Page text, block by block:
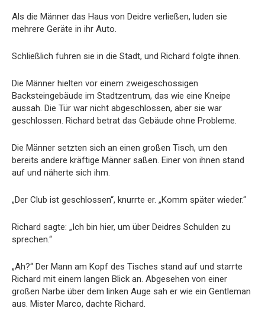
Als die Männer das Haus von Deidre verließen, luden sie
mehrere Geräte in ihr Auto.
Schließlich fuhren sie in die Stadt, und Richard folgte ihnen.
Die Männer hielten vor einem zweigeschossigen
Backsteingebäude im Stadtzentrum, das wie eine Kneipe
aussah. Die Tür war nicht abgeschlossen, aber sie war
geschlossen. Richard betrat das Gebäude ohne Probleme.
Die Männer setzten sich an einen großen Tisch, um den
bereits andere kräftige Männer saßen. Einer von ihnen stand
auf und näherte sich ihm.
„Der Club ist geschlossen“, knurrte er. „Komm später wieder.“
Richard sagte: „Ich bin hier, um über Deidres Schulden zu
sprechen.“
„Ah?“ Der Mann am Kopf des Tisches stand auf und starrte
Richard mit einem langen Blick an. Abgesehen von einer
großen Narbe über dem linken Auge sah er wie ein Gentleman
aus. Mister Marco, dachte Richard.